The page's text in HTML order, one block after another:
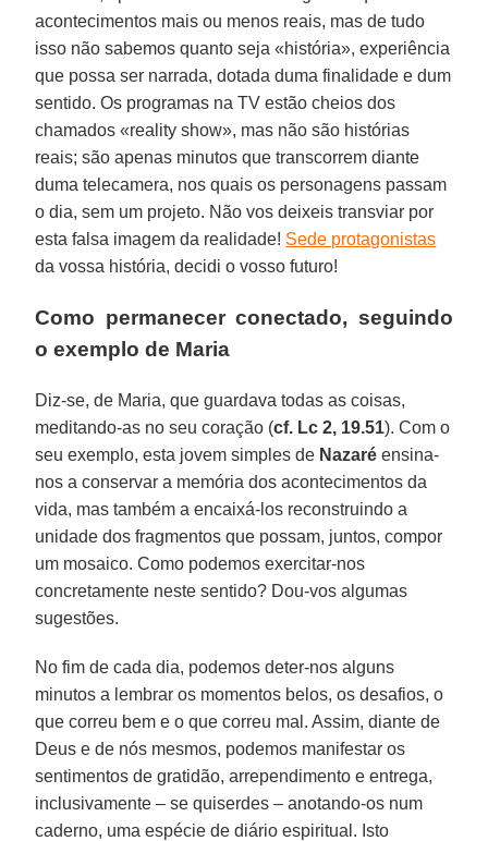
acontecimentos mais ou menos reais, mas de tudo
isso não sabemos quanto seja «história», experiência
que possa ser narrada, dotada duma finalidade e dum
sentido. Os programas na TV estão cheios dos
chamados «reality show», mas não são histórias
reais; são apenas minutos que transcorrem diante
duma telecamera, nos quais os personagens passam
o dia, sem um projeto. Não vos deixeis transviar por
esta falsa imagem da realidade! Sede protagonistas
da vossa história, decidi o vosso futuro!
Como permanecer conectado, seguindo
o exemplo de Maria
Diz-se, de Maria, que guardava todas as coisas,
meditando-as no seu coração (cf. Lc 2, 19.51). Com o
seu exemplo, esta jovem simples de Nazaré ensina-
nos a conservar a memória dos acontecimentos da
vida, mas também a encaixá-los reconstruindo a
unidade dos fragmentos que possam, juntos, compor
um mosaico. Como podemos exercitar-nos
concretamente neste sentido? Dou-vos algumas
sugestões.
No fim de cada dia, podemos deter-nos alguns
minutos a lembrar os momentos belos, os desafios, o
que correu bem e o que correu mal. Assim, diante de
Deus e de nós mesmos, podemos manifestar os
sentimentos de gratidão, arrependimento e entrega,
inclusivamente – se quiserdes – anotando-os num
caderno, uma espécie de diário espiritual. Isto